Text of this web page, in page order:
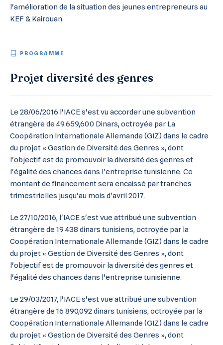
l'amélioration de la situation des jeunes entrepreneurs au
KEF & Kairouan.
PROGRAMME
Projet diversité des genres
Le 28/06/2016 l'IACE s'est vu accorder une subvention
étrangère de 49.659,600 Dinars, octroyée par La
Coopération Internationale Allemande (GIZ) dans le cadre
du projet « Gestion de Diversité des Genres », dont
l'objectif est de promouvoir la diversité des genres et
l'égalité des chances dans l'entreprise tunisienne. Ce
montant de financement sera encaissé par tranches
trimestrielles jusqu'au mois d'avril 2017.
Le 27/10/2016, l'IACE s'est vue attribué une subvention
étrangère de 19 438 dinars tunisiens, octroyée par la
Coopération Internationale Allemande (GIZ) dans le cadre
du projet « Gestion de Diversité des Genres », dont
l'objectif est de promouvoir la diversité des genres et
l'égalité des chances dans l'entreprise tunisienne.
Le 29/03/2017, l'IACE s'est vue attribué une subvention
étrangère de 16 890,092 dinars tunisiens, octroyée par la
Coopération Internationale Allemande (GIZ) dans le cadre
du projet « Gestion de Diversité des Genres », dont